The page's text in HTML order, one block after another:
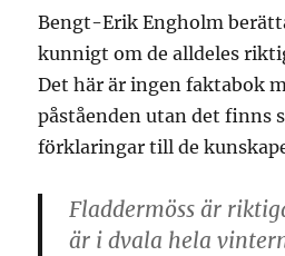
Bengt-Erik Engholm
kunnigt om de alldeles
Det här är ingen faktabok
påståenden utan det finns
förklaringar till de
Fladdermöss är
är i dvala hela